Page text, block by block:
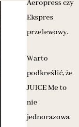
Aeropress czy
Ekspres
przelewowy.
Warto
podkreślić, że
JUICE Me to
nie
jednorazowa